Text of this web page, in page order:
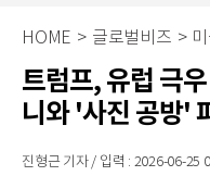
HOME > 글로벌비즈 > 미
트럼프, 유럽 극
니와 '사진 공방'
진형근 기자 / 입력 : 2026-06-25